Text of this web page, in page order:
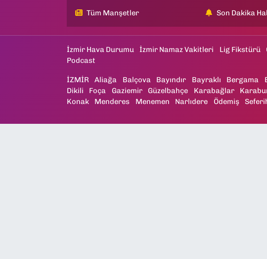
Tüm Manşetler Son Dakika
İzmir Hava Durumu İzmir Namaz Vakitleri Lig Fikstürü
Podcast
İZMİR Aliağa Balçova Bayındır Bayraklı Bergama
Dikili
Foça Gaziemir Güzelbahçe Karabağlar
Konak
Menderes Menemen Narlıdere Ödemiş